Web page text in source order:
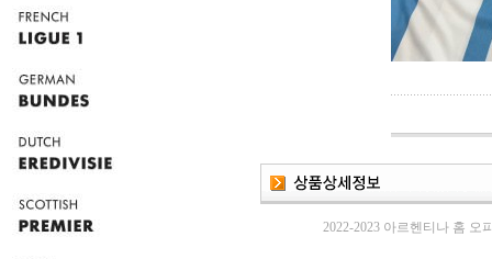
2022-2023 아르헨티나 홈 오